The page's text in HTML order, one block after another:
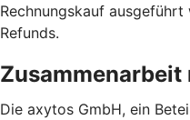
Rechnungskauf
Refunds.
Die axytos GmbH, ein